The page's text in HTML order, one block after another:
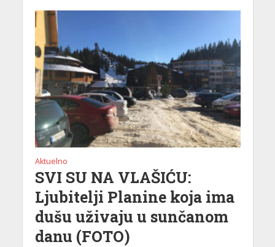
Aktuelno
SVI SU NA VLAŠIĆU:
Ljubitelji Planine koja ima
dušu uživaju u sunčanom
danu (FOTO)